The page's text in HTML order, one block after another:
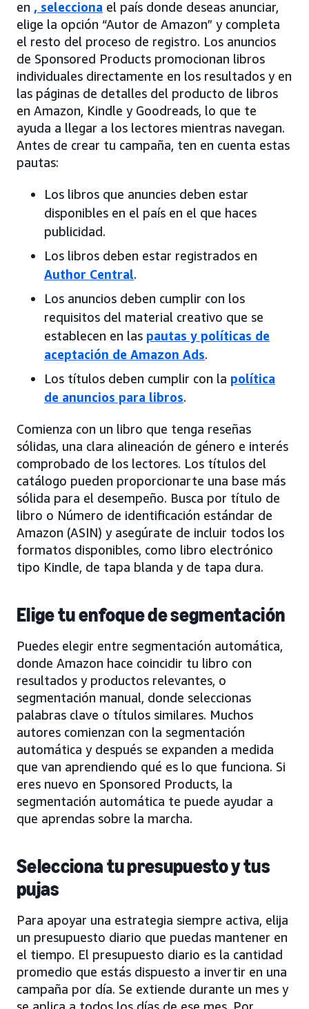
en , selecciona el país donde deseas anunciar,
elige la opción “Autor de Amazon” y completa
el resto del proceso de registro. Los anuncios
de Sponsored Products promocionan libros
individuales directamente en los resultados y en
las páginas de detalles del producto de libros
en Amazon, Kindle y Goodreads, lo que te
ayuda a llegar a los lectores mientras navegan.
Antes de crear tu campaña, ten en cuenta estas
pautas:
Los libros que anuncies deben estar
disponibles en el país en el que haces
publicidad.
Los libros deben estar registrados en
Author Central.
Los anuncios deben cumplir con los
requisitos del material creativo que se
establecen en las pautas y políticas de
aceptación de Amazon Ads.
Los títulos deben cumplir con la política
de anuncios para libros.
Comienza con un libro que tenga reseñas
sólidas, una clara alineación de género e interés
comprobado de los lectores. Los títulos del
catálogo pueden proporcionarte una base más
sólida para el desempeño. Busca por título de
libro o Número de identificación estándar de
Amazon (ASIN) y asegúrate de incluir todos los
formatos disponibles, como libro electrónico
tipo Kindle, de tapa blanda y de tapa dura.
Elige tu enfoque de segmentación
Puedes elegir entre segmentación automática,
donde Amazon hace coincidir tu libro con
resultados y productos relevantes, o
segmentación manual, donde seleccionas
palabras clave o títulos similares. Muchos
autores comienzan con la segmentación
automática y después se expanden a medida
que van aprendiendo qué es lo que funciona. Si
eres nuevo en Sponsored Products, la
segmentación automática te puede ayudar a
que aprendas sobre la marcha.
Selecciona tu presupuesto y tus
pujas
Para apoyar una estrategia siempre activa, elija
un presupuesto diario que puedas mantener en
el tiempo. El presupuesto diario es la cantidad
promedio que estás dispuesto a invertir en una
campaña por día. Se extiende durante un mes y